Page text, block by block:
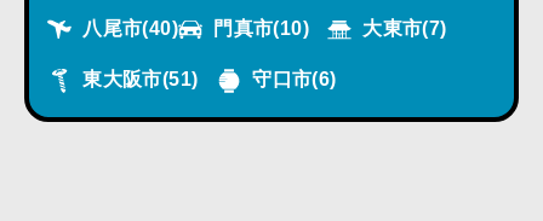
八尾市(40) 門真市(10) 大東市(7)
東大阪市(51) 守口市(6)